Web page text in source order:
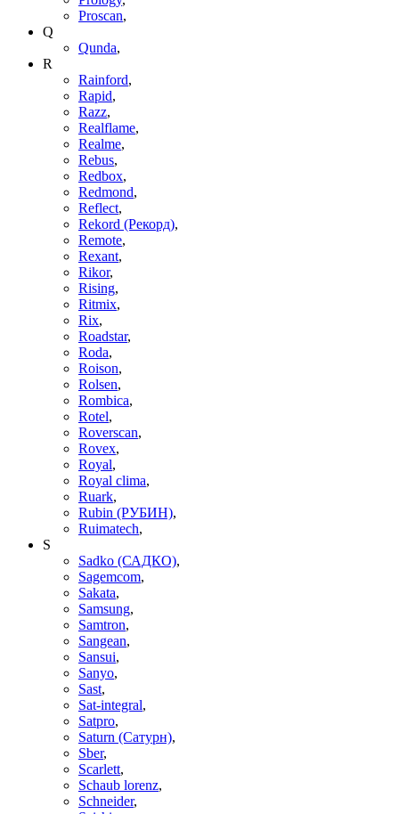
Proscan,
Q
Qunda,
R
Rainford,
Rapid,
Razz,
Realflame,
Realme,
Rebus,
Redbox,
Redmond,
Reflect,
Rekord (Рекорд),
Remote,
Rexant,
Rikor,
Rising,
Ritmix,
Rix,
Roadstar,
Roda,
Roison,
Rolsen,
Rombica,
Rotel,
Roverscan,
Rovex,
Royal,
Royal clima,
Ruark,
Rubin (РУБИН),
Ruimatech,
S
Sadko (САДКО),
Sagemcom,
Sakata,
Samsung,
Samtron,
Sangean,
Sansui,
Sanyo,
Sast,
Sat-integral,
Satpro,
Saturn (Сатурн),
Sber,
Scarlett,
Schaub lorenz,
Schneider,